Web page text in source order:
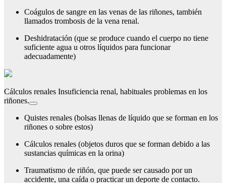
Coágulos de sangre en las venas de las riñones, también
llamados trombosis de la vena renal.
Deshidratación (que se produce cuando el cuerpo no tiene
suficiente agua u otros líquidos para funcionar
adecuadamente)
Cálculos renales Insuficiencia renal, habituales problemas en los
riñones.
Quistes renales (bolsas llenas de líquido que se forman en los
riñones o sobre estos)
Cálculos renales (objetos duros que se forman debido a las
sustancias químicas en la orina)
Traumatismo de riñón, que puede ser causado por un
accidente, una caída o practicar un deporte de contacto.